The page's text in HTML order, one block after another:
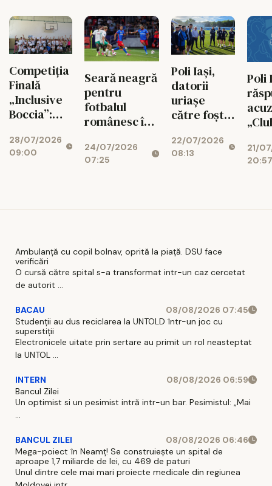
Competiția
Finală
„Inclusive
Boccia”:
limite, prin
sport și
28/07/2026
09:00
Seară neagră
pentru
fotbalul
românesc în
League. FCSB
a pierdut
au obținut
24/07/2026
07:25
Poli Iași,
datorii
uriașe
către foștii
Cine și cât
are de
22/07/2026
08:13
Poli
21/
20:57
Ambulanță cu copil bolnav, oprită la piață. DSU face
verificări
O cursă către spital s-a transformat intr-un caz cercetat
de autorit ...
BACAU
08/08/2026 07:45
Studenții au dus reciclarea la UNTOLD într-un joc cu
superstiții
Electronicele uitate prin sertare au primit un rol neasteptat
la UNTOL ...
INTERN
08/08/2026 06:59
Bancul Zilei
Un optimist si un pesimist intră intr-un bar. Pesimistul: „Mai
...
BANCUL ZILEI
08/08/2026 06:46
Mega-poiect în Neamț! Se construiește un spital de
aproape 1,7 miliarde de lei, cu 469 de paturi
Unul dintre cele mai mari proiecte medicale din regiunea